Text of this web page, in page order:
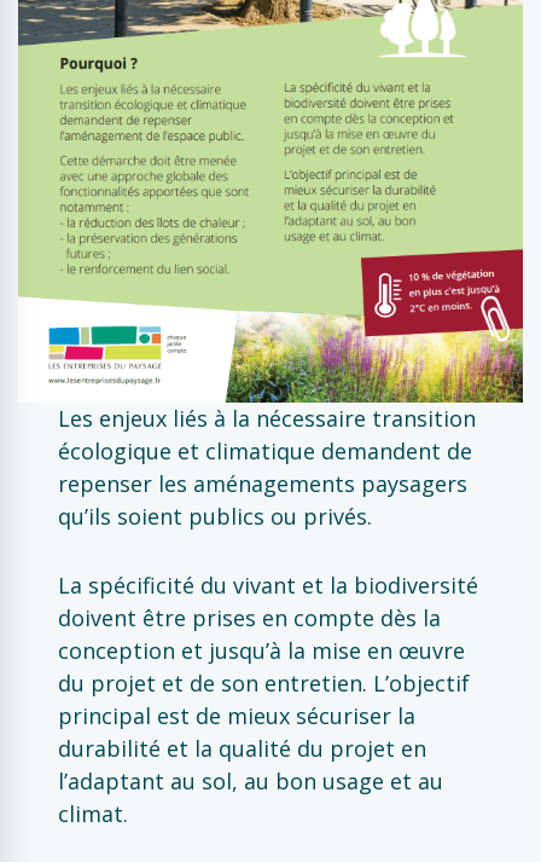
Les enjeux liés à la nécessaire transition
écologique et climatique demandent de
repenser les aménagements paysagers
qu’ils soient publics ou privés.
La spécificité du vivant et la biodiversité
doivent être prises en compte dès la
conception et jusqu’à la mise en œuvre
du projet et de son entretien. L’objectif
principal est de mieux sécuriser la
durabilité et la qualité du projet en
l’adaptant au sol, au bon usage et au
climat.